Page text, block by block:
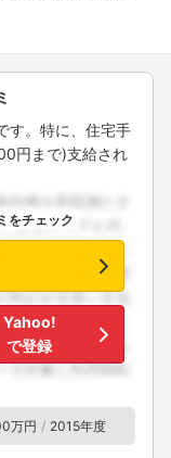
す。特に、住宅手
円まで)支給され
をチェック
Yahoo!
で登録
万円 2015年度